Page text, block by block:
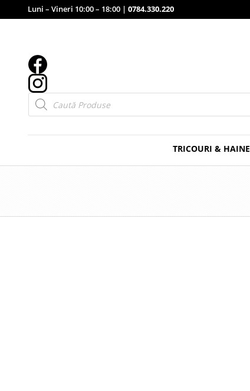
Luni – Vineri 10:00 – 18:00 | 0784.330.220
Products
search
TRICOURI & HAINE